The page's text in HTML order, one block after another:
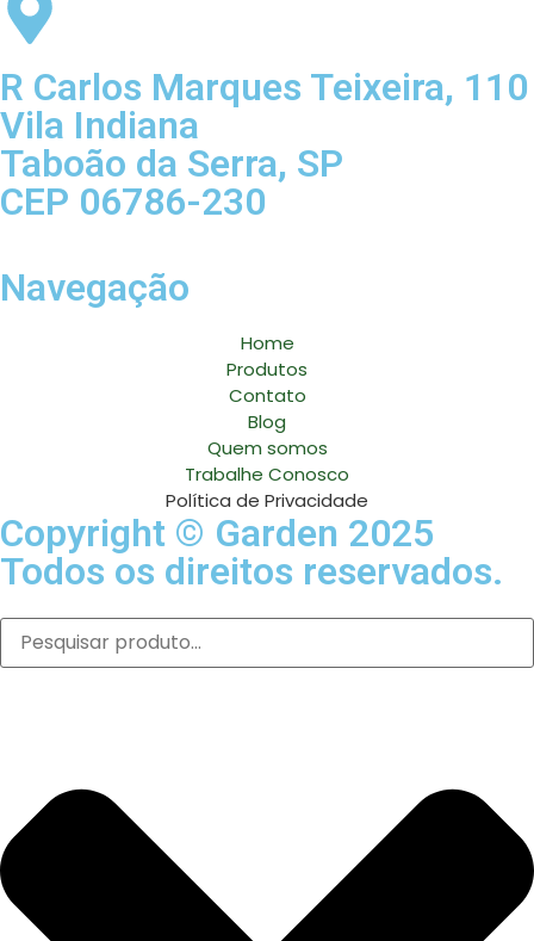
R Carlos Marques Teixeira, 110
Vila Indiana
Taboão da Serra, SP
CEP 06786-230
Navegação
Home
Produtos
Contato
Blog
Quem somos
Trabalhe Conosco
Política de Privacidade
Copyright © Garden 2025
Todos os direitos reservados.